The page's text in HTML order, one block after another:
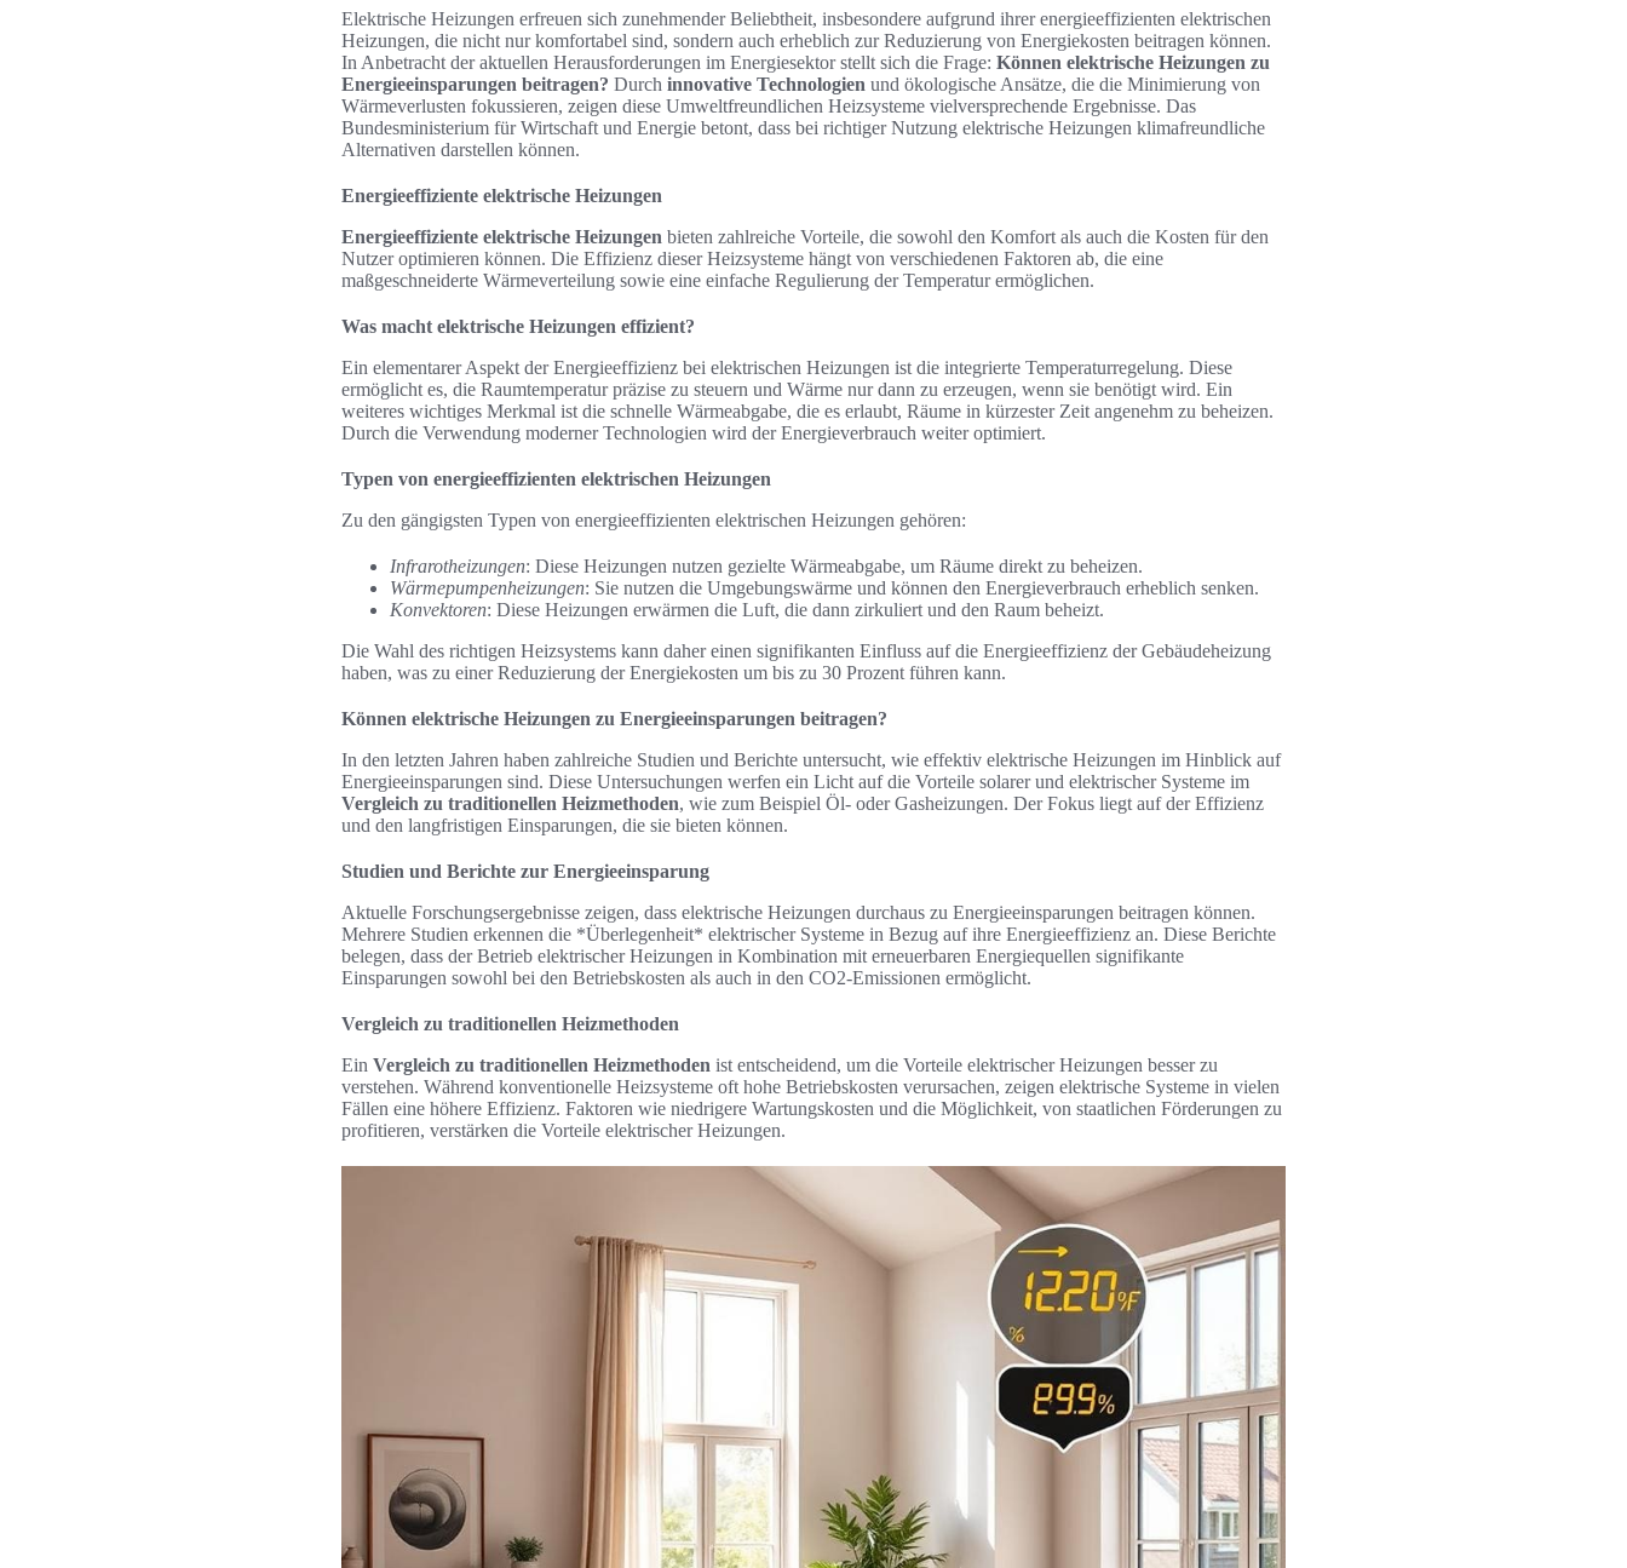
Elektrische Heizungen erfreuen sich zunehmender Beliebtheit, insbesondere aufgrund ihrer energieeffizienten elektrischen
Heizungen, die nicht nur komfortabel sind, sondern auch erheblich zur Reduzierung von Energiekosten beitragen können.
In Anbetracht der aktuellen Herausforderungen im Energiesektor stellt sich die Frage: Können elektrische Heizungen zu
Energieeinsparungen beitragen? Durch innovative Technologien und ökologische Ansätze, die die Minimierung von
Wärmeverlusten fokussieren, zeigen diese Umweltfreundlichen Heizsysteme vielversprechende Ergebnisse. Das
Bundesministerium für Wirtschaft und Energie betont, dass bei richtiger Nutzung elektrische Heizungen klimafreundliche
Alternativen darstellen können.
Energieeffiziente elektrische Heizungen
Energieeffiziente elektrische Heizungen bieten zahlreiche Vorteile, die sowohl den Komfort als auch die Kosten für den
Nutzer optimieren können. Die Effizienz dieser Heizsysteme hängt von verschiedenen Faktoren ab, die eine
maßgeschneiderte Wärmeverteilung sowie eine einfache Regulierung der Temperatur ermöglichen.
Was macht elektrische Heizungen effizient?
Ein elementarer Aspekt der Energieeffizienz bei elektrischen Heizungen ist die integrierte Temperaturregelung. Diese
ermöglicht es, die Raumtemperatur präzise zu steuern und Wärme nur dann zu erzeugen, wenn sie benötigt wird. Ein
weiteres wichtiges Merkmal ist die schnelle Wärmeabgabe, die es erlaubt, Räume in kürzester Zeit angenehm zu beheizen.
Durch die Verwendung moderner Technologien wird der Energieverbrauch weiter optimiert.
Typen von energieeffizienten elektrischen Heizungen
Zu den gängigsten Typen von energieeffizienten elektrischen Heizungen gehören:
Infrarotheizungen: Diese Heizungen nutzen gezielte Wärmeabgabe, um Räume direkt zu beheizen.
Wärmepumpenheizungen: Sie nutzen die Umgebungswärme und können den Energieverbrauch erheblich senken.
Konvektoren: Diese Heizungen erwärmen die Luft, die dann zirkuliert und den Raum beheizt.
Die Wahl des richtigen Heizsystems kann daher einen signifikanten Einfluss auf die Energieeffizienz der Gebäudeheizung
haben, was zu einer Reduzierung der Energiekosten um bis zu 30 Prozent führen kann.
Können elektrische Heizungen zu Energieeinsparungen beitragen?
In den letzten Jahren haben zahlreiche Studien und Berichte untersucht, wie effektiv elektrische Heizungen im Hinblick auf
Energieeinsparungen sind. Diese Untersuchungen werfen ein Licht auf die Vorteile solarer und elektrischer Systeme im
Vergleich zu traditionellen Heizmethoden, wie zum Beispiel Öl- oder Gasheizungen. Der Fokus liegt auf der Effizienz
und den langfristigen Einsparungen, die sie bieten können.
Studien und Berichte zur Energieeinsparung
Aktuelle Forschungsergebnisse zeigen, dass elektrische Heizungen durchaus zu Energieeinsparungen beitragen können.
Mehrere Studien erkennen die *Überlegenheit* elektrischer Systeme in Bezug auf ihre Energieeffizienz an. Diese Berichte
belegen, dass der Betrieb elektrischer Heizungen in Kombination mit erneuerbaren Energiequellen signifikante
Einsparungen sowohl bei den Betriebskosten als auch in den CO2-Emissionen ermöglicht.
Vergleich zu traditionellen Heizmethoden
Ein Vergleich zu traditionellen Heizmethoden ist entscheidend, um die Vorteile elektrischer Heizungen besser zu
verstehen. Während konventionelle Heizsysteme oft hohe Betriebskosten verursachen, zeigen elektrische Systeme in vielen
Fällen eine höhere Effizienz. Faktoren wie niedrigere Wartungskosten und die Möglichkeit, von staatlichen Förderungen zu
profitieren, verstärken die Vorteile elektrischer Heizungen.